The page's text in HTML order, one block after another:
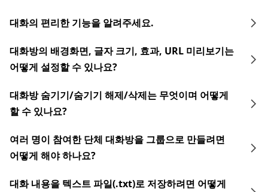
대화의 편리한 기능을 알려주세요.
대화방의 배경화면, 글자 크기, 효과, URL 미리보기는
어떻게 설정할 수 있나요?
대화방 숨기기/숨기기 해제/삭제는 무엇이며 어떻게
할 수 있나요?
여러 명이 참여한 단체 대화방을 그룹으로 만들려면
어떻게 해야 하나요?
대화 내용을 텍스트 파일(.txt)로 저장하려면 어떻게